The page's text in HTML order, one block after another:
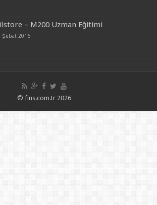
– M200 Uzman Eğitimi
Şubat 2016
© fins.com.tr 2026